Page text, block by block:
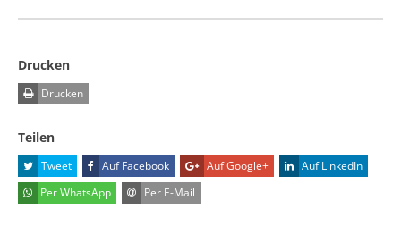
Drucken
Drucken
Teilen
Tweet Auf Facebook Auf Google+
Auf LinkedIn
Per WhatsApp
Per E-Mail